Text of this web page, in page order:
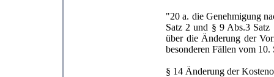
"20 a. die Genehmigung
Satz 2 und § 9 Abs.3
über die Änderung der
besonderen Fällen vom
§ 14 Änderung der